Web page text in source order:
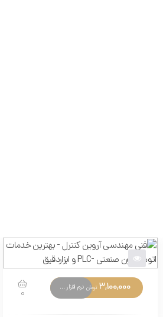
3,100,000 تومان نرم افزار های تخصصی
0